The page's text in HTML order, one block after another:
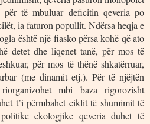
të mbuluar deficitin qeveria po
ia faturon popullit. Ndërsa heqja e
është një fiasko përsa kohë që ato
detet dhe liqenet tanë, për mos të
për mos të thënë shkatërruar,
(me dinamit etj.). Për të njëjtën
mbi baza rigorozisht
t’i përmbahet ciklit të shumimit të
ekologjike qeveria duhet të